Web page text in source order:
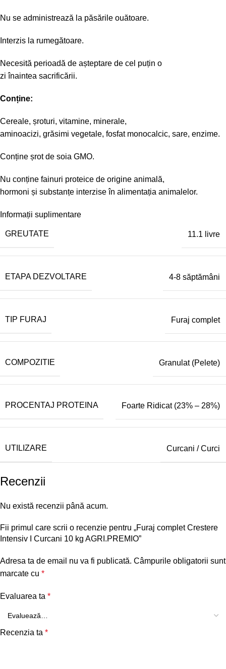
Nu se administrează la păsările ouătoare.
Interzis la rumegătoare.
Necesită perioadă de așteptare de cel puțin o
ziînaintea sacrificării.
Conține:
Cereale, șroturi, vitamine, minerale,
aminoacizi, grăsimi vegetale, fosfat monocalcic, sare, enzime.
Conține șrotde soia GMO.
Nu conține fainuri proteice de origine animală,
hormoni și substanțe interziseîn alimentația animalelor.
Informații suplimentare
GREUTATE 11.1 livre
ETAPA DEZVOLTARE 4-8 săptămâni
TIP FURAJ Furaj complet
COMPOZITIE Granulat (Pelete)
PROCENTAJ PROTEINA Foarte Ridicat (23% – 28%)
UTILIZARE Curcani / Curci
Recenzii
Nu există recenzii până acum.
Fii primul care scrii o recenzie pentru „Furaj complet Crestere
Intensiv I Curcani 10 kg AGRI.PREMIO”
Adresa ta de email nu va fi publicată. Câmpurile obligatorii sunt
marcate cu *
Evaluarea ta *
Recenzia ta *